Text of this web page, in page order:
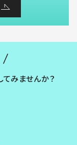
みませんか？